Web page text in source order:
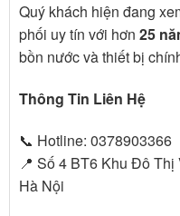
Quý khách hiện đang
phối uy tín với hơn 25
bồn nước và thiết bị
Thông Tin Liên Hệ
📞 Hotline: 0378903366
📍 Số 4 BT6 Khu Đô
Hà Nội